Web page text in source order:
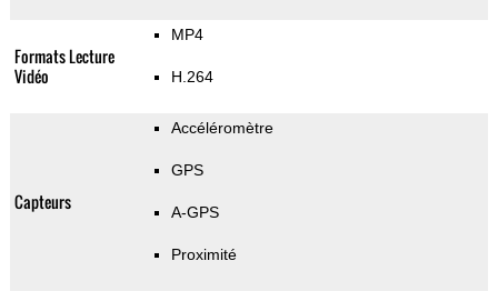
Formats Lecture
Vidéo
MP4
H.264
Capteurs
Accéléromètre
GPS
A-GPS
Proximité